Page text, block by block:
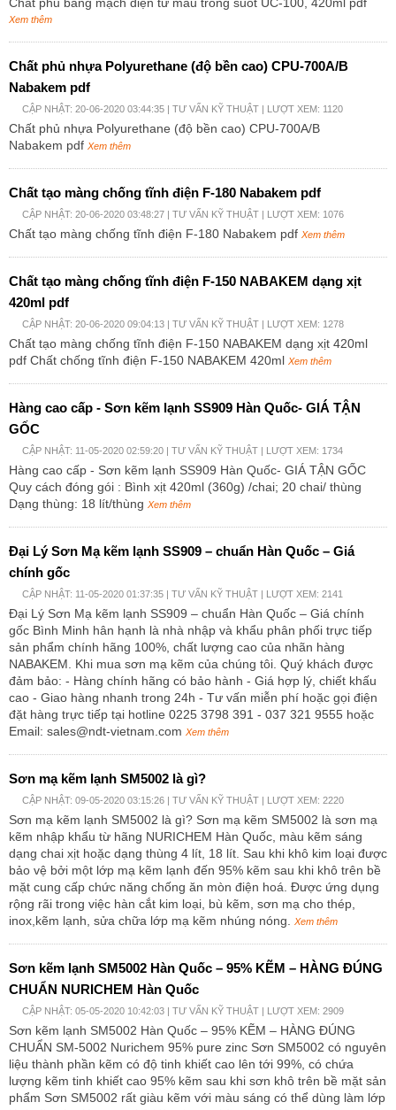
Xem thêm
Chất phủ nhựa Polyurethane (độ bền cao) CPU-700A/B
Nabakem pdf
CẬP NHẬT: 20-06-2020 03:44:35 | TƯ VẤN KỸ THUẬT | LƯỢT XEM: 1120
Chất phủ nhựa Polyurethane (độ bền cao) CPU-700A/B
Nabakem pdf Xem thêm
Chất tạo màng chống tĩnh điện F-180 Nabakem pdf
CẬP NHẬT: 20-06-2020 03:48:27 | TƯ VẤN KỸ THUẬT | LƯỢT XEM: 1076
Chất tạo màng chống tĩnh điện F-180 Nabakem pdf Xem thêm
Chất tạo màng chống tĩnh điện F-150 NABAKEM dạng xịt
420ml pdf
CẬP NHẬT: 20-06-2020 09:04:13 | TƯ VẤN KỸ THUẬT | LƯỢT XEM: 1278
Chất tạo màng chống tĩnh điện F-150 NABAKEM dạng xịt 420ml
pdf Chất chống tĩnh điện F-150 NABAKEM 420ml Xem thêm
Hàng cao cấp - Sơn kẽm lạnh SS909 Hàn Quốc- GIÁ TẬN
GỐC
CẬP NHẬT: 11-05-2020 02:59:20 | TƯ VẤN KỸ THUẬT | LƯỢT XEM: 1734
Hàng cao cấp - Sơn kẽm lạnh SS909 Hàn Quốc- GIÁ TẬN GỐC
Quy cách đóng gói : Bình xịt 420ml (360g) /chai; 20 chai/ thùng
Dạng thùng: 18 lít/thùng Xem thêm
Đại Lý Sơn Mạ kẽm lạnh SS909 – chuẩn Hàn Quốc – Giá
chính gốc
CẬP NHẬT: 11-05-2020 01:37:35 | TƯ VẤN KỸ THUẬT | LƯỢT XEM: 2141
Đại Lý Sơn Mạ kẽm lạnh SS909 – chuẩn Hàn Quốc – Giá chính
gốc Bình Minh hân hạnh là nhà nhập và khẩu phân phối trực tiếp
sản phẩm chính hãng 100%, chất lượng cao của nhãn hàng
NABAKEM. Khi mua sơn mạ kẽm của chúng tôi. Quý khách được
đảm bảo: - Hàng chính hãng có bảo hành - Giá hợp lý, chiết khấu
cao - Giao hàng nhanh trong 24h - Tư vấn miễn phí hoặc gọi điện
đặt hàng trực tiếp tại hotline 0225 3798 391 - 037 321 9555 hoặc
Email: sales@ndt-vietnam.com Xem thêm
Sơn mạ kẽm lạnh SM5002 là gì?
CẬP NHẬT: 09-05-2020 03:15:26 | TƯ VẤN KỸ THUẬT | LƯỢT XEM: 2220
Sơn mạ kẽm lạnh SM5002 là gì? Sơn mạ kẽm SM5002 là sơn mạ
kẽm nhập khẩu từ hãng NURICHEM Hàn Quốc, màu kẽm sáng
dạng chai xịt hoặc dạng thùng 4 lít, 18 lít. Sau khi khô kim loại được
bảo vệ bởi một lớp mạ kẽm lạnh đến 95% kẽm sau khi khô trên bề
mặt cung cấp chức năng chống ăn mòn điện hoá. Được ứng dụng
rộng rãi trong việc hàn cắt kim loại, bù kẽm, sơn mạ cho thép,
inox,kẽm lạnh, sửa chữa lớp mạ kẽm nhúng nóng.
Xem thêm
Sơn kẽm lạnh SM5002 Hàn Quốc – 95% KẼM – HÀNG ĐÚNG
CHUẨN NURICHEM Hàn Quốc
CẬP NHẬT: 05-05-2020 10:42:03 | TƯ VẤN KỸ THUẬT | LƯỢT XEM: 2909
Sơn kẽm lạnh SM5002 Hàn Quốc – 95% KẼM – HÀNG ĐÚNG
CHUẨN SM-5002 Nurichem 95% pure zinc Sơn SM5002 có nguyên
liệu thành phần kẽm có độ tinh khiết cao lên tới 99%, có chứa
lượng kẽm tinh khiết cao 95% kẽm sau khi sơn khô trên bề mặt sản
phẩm Sơn SM5002 rất giàu kẽm với màu sáng có thể dùng làm lớp